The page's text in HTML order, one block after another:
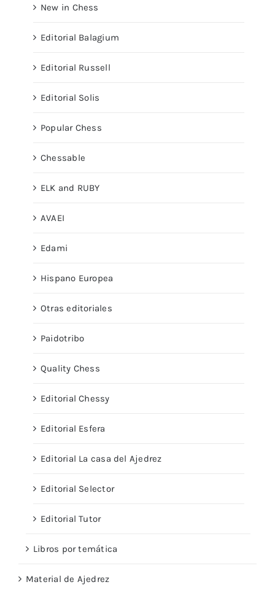
New in Chess
Editorial Balagium
Editorial Russell
Editorial Solis
Popular Chess
Chessable
ELK and RUBY
AVAEI
Edami
Hispano Europea
Otras editoriales
Paidotribo
Quality Chess
Editorial Chessy
Editorial Esfera
Editorial La casa del Ajedrez
Editorial Selector
Editorial Tutor
Libros por temática
Material de Ajedrez